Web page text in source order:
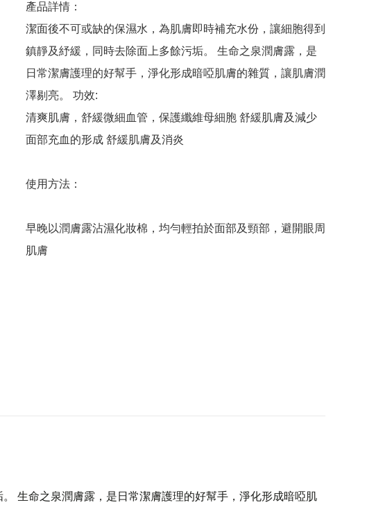
產品詳情：
潔面後不可或缺的保濕水，為肌膚即時補充水份，讓細胞得到
鎮靜及紓緩，同時去除面上多餘污垢。 生命之泉潤膚露，是
日常潔膚護理的好幫手，淨化形成暗啞肌膚的雜質，讓肌膚潤
澤剔亮。 功效:
清爽肌膚，舒緩微細血管，保護纖維母細胞 舒緩肌膚及減少
面部充血的形成 舒緩肌膚及消炎
使用方法：
早晚以潤膚露沾濕化妝棉，均勻輕拍於面部及頸部，避開眼周
肌膚
生命之泉潤膚露，是日常潔膚護理的好幫手，淨化形成暗啞肌